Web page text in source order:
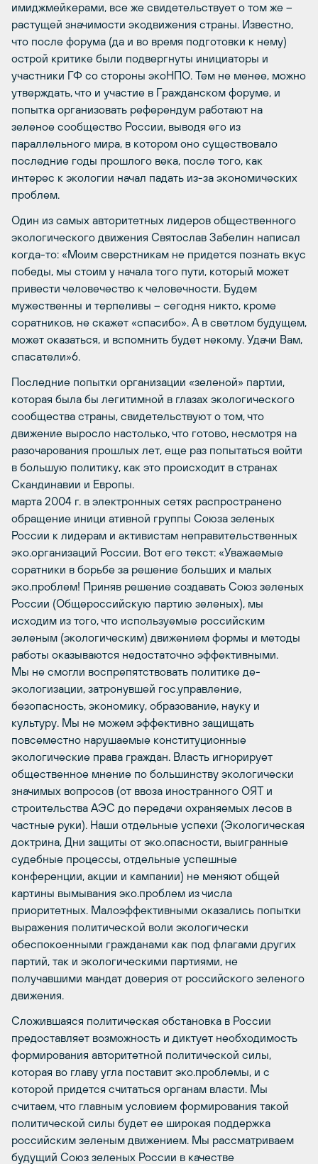
имиджмейкерами, все же свидетельствует о том же –
растущей значимости экодвижения страны. Известно,
что после форума (да и во время подготовки к нему)
острой критике были подвергнуты инициаторы и
участники ГФ со стороны экоНПО. Тем не менее, можно
утверждать, что и участие в Гражданском форуме, и
попытка организовать референдум работают на
зеленое сообщество России, выводя его из
параллельного мира, в котором оно существовало
последние годы прошлого века, после того, как
интерес к экологии начал падать из-за экономических
проблем.
Один из самых авторитетных лидеров общественного
экологического движения Святослав Забелин написал
когда-то: «Моим сверстникам не придется познать вкус
победы, мы стоим у начала того пути, который может
привести человечество к человечности. Будем
мужественны и терпеливы – сегодня никто, кроме
соратников, не скажет «спасибо». А в светлом будущем,
может оказаться, и вспомнить будет некому. Удачи Вам,
спасатели»6.
Последние попытки организации «зеленой» партии,
которая была бы легитимной в глазах экологического
сообщества страны, свидетельствуют о том, что
движение выросло настолько, что готово, несмотря на
разочарования прошлых лет, еще раз попытаться войти
в большую политику, как это происходит в странах
Скандинавии и Европы.
марта 2004 г. в электронных сетях распространено
обращение иници ативной группы Союза зеленых
России к лидерам и активистам неправительственных
эко.организаций России. Вот его текст: «Уважаемые
соратники в борьбе за решение больших и малых
эко.проблем! Приняв решение создавать Союз зеленых
России (Общероссийскую партию зеленых), мы
исходим из того, что используемые российским
зеленым (экологическим) движением формы и методы
работы оказываются недостаточно эффективными.
Мы не смогли воспрепятствовать политике де-
экологизации, затронувшей гос.управление,
безопасность, экономику, образование, науку и
культуру. Мы не можем эффективно защищать
повсеместно нарушаемые конституционные
экологические права граждан. Власть игнорирует
общественное мнение по большинству экологически
значимых вопросов (от ввоза иностранного ОЯТ и
строительства АЭС до передачи охраняемых лесов в
частные руки). Наши отдельные успехи (Экологическая
доктрина, Дни защиты от эко.опасности, выигранные
судебные процессы, отдельные успешные
конференции, акции и кампании) не меняют общей
картины вымывания эко.проблем из числа
приоритетных. Малоэффективными оказались попытки
выражения политической воли экологически
обеспокоенными гражданами как под флагами других
партий, так и экологическими партиями, не
получавшими мандат доверия от российского зеленого
движения.
Сложившаяся политическая обстановка в России
предоставляет возможность и диктует необходимость
формирования авторитетной политической силы,
которая во главу угла поставит эко.проблемы, и с
которой придется считаться органам власти. Мы
считаем, что главным условием формирования такой
политической силы будет ее широкая поддержка
российским зеленым движением. Мы рассматриваем
будущий Союз зеленых России в качестве